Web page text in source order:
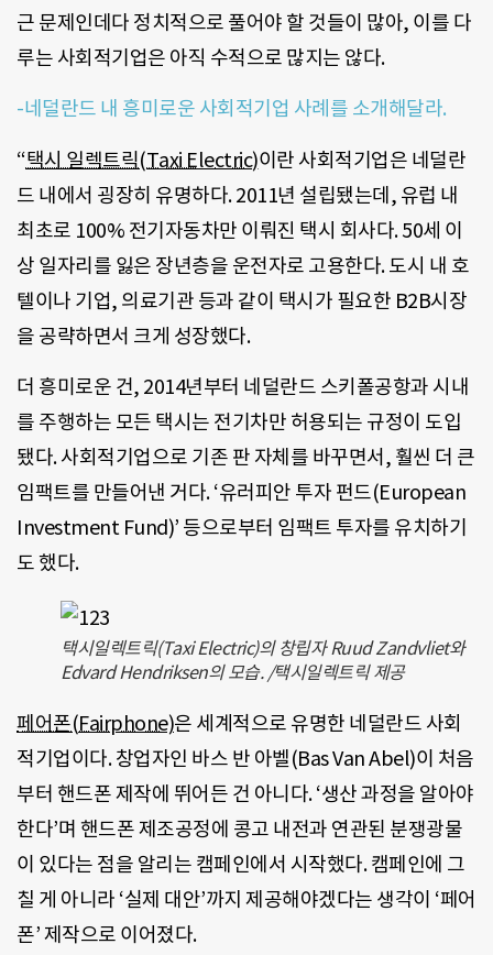
근 문제인데다 정치적으로 풀어야 할 것들이 많아, 이를 다
루는 사회적기업은 아직 수적으로 많지는 않다.
-네덜란드 내 흥미로운 사회적기업 사례를 소개해달라.
“택시 일렉트릭(Taxi Electric)이란 사회적기업은 네덜란
드 내에서 굉장히 유명하다. 2011년 설립됐는데, 유럽 내
최초로 100% 전기자동차만 이뤄진 택시 회사다. 50세 이
상 일자리를 잃은 장년층을 운전자로 고용한다. 도시 내 호
텔이나 기업, 의료기관 등과 같이 택시가 필요한 B2B시장
을 공략하면서 크게 성장했다.
더 흥미로운 건, 2014년부터 네덜란드 스키폴공항과 시내
를 주행하는 모든 택시는 전기차만 허용되는 규정이 도입
됐다. 사회적기업으로 기존 판 자체를 바꾸면서, 훨씬 더 큰
임팩트를 만들어낸 거다. ‘유러피안 투자 펀드(European
Investment Fund)’ 등으로부터 임팩트 투자를 유치하기
도 했다.
택시일렉트릭(Taxi Electric)의 창립자 Ruud Zandvliet와
Edvard Hendriksen의 모습. /택시일렉트릭 제공
페어폰(Fairphone)은 세계적으로 유명한 네덜란드 사회
적기업이다. 창업자인 바스 반 아벨(Bas Van Abel)이 처음
부터 핸드폰 제작에 뛰어든 건 아니다. ‘생산 과정을 알아야
한다’며 핸드폰 제조공정에 콩고 내전과 연관된 분쟁광물
이 있다는 점을 알리는 캠페인에서 시작했다. 캠페인에 그
칠 게 아니라 ‘실제 대안’까지 제공해야겠다는 생각이 ‘페어
폰’ 제작으로 이어졌다.